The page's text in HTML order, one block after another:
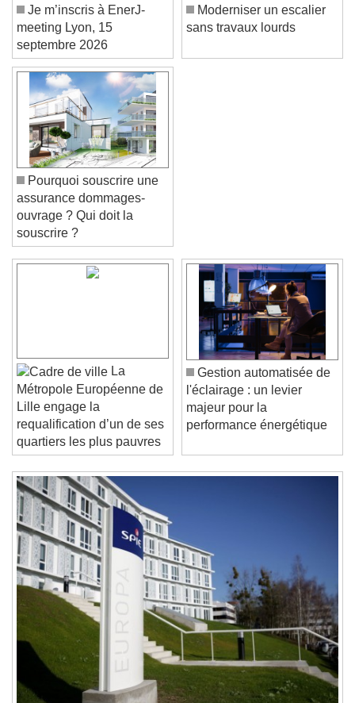
Play
Skip Backward
Skip Forward
Unmute
Current Time0:00
/
Duration-:-
Loaded:0%
Stream TypeLIVE
Seek to live, currently behind liveLIVE
Remaining Time
1x
Playback Rate
Chapters
Chapters
Descriptions
descriptions off, selected
subtitles settings, opens subtitles
settings dialog
subtitles off, selected
Je m’inscris à EnerJ-
meeting Lyon, 15
septembre 2026
Moderniser un escalier
Pourquoi souscrire une
assurance dommages-
ouvrage ? Qui doit la
souscrire ?
La
Métropole Européenne de
Lille engage la
requalification d’un de ses
quartiers les plus pauvres
Gestion automatisée de
l'éclairage : un levier
majeur pour la